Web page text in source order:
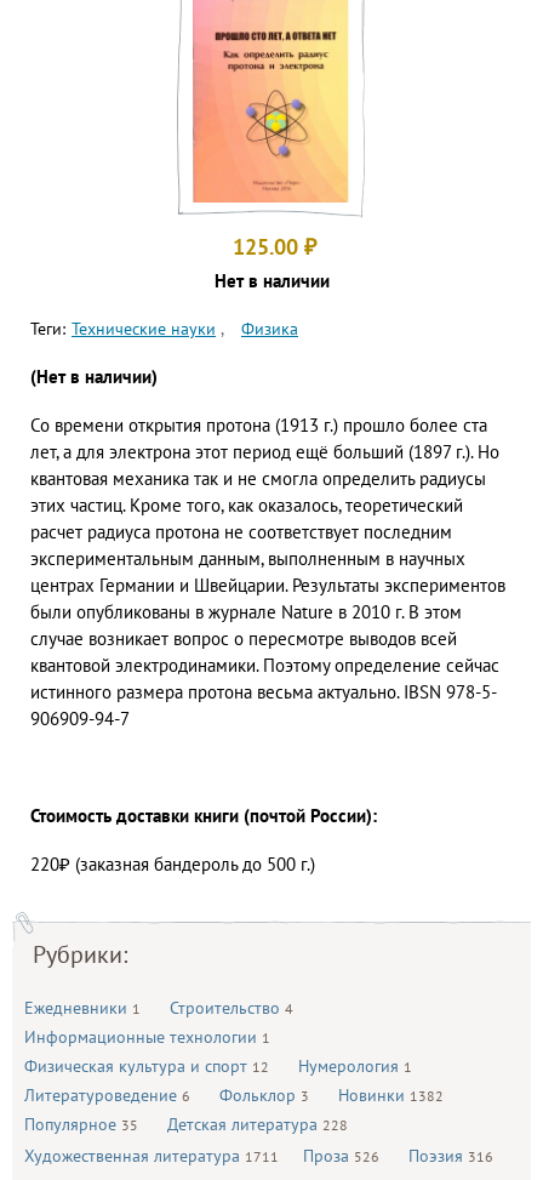
Рубрики:
Ежедневники 1 Строительство 4
Информационные технологии 1
Физическая культура и спорт 12 Нумерология 1
Литературоведение 6 Фольклор 3 Новинки 1382
Популярное 35 Детская литература 228
Художественная литература 1711 Проза 526 Поэзия 316
125.00 ₽
Нет в наличии
Теги: Технические науки Физика
(Нет в наличии)
Со времени открытия протона (1913 г.) прошло более ста
лет, а для электрона этот период ещё больший (1897 г.). Но
квантовая механика так и не смогла определить радиусы
этих частиц. Кроме того, как оказалось, теоретический
расчет радиуса протона не соответствует последним
экспериментальным данным, выполненным в научных
центрах Германии и Швейцарии. Результаты экспериментов
были опубликованы в журнале Nature в 2010 г. В этом
случае возникает вопрос о пересмотре выводов всей
квантовой электродинамики. Поэтому определение сейчас
истинного размера протона весьма актуально. IBSN 978-5-
906909-94-7
Стоимость доставки книги (почтой России):
220₽ (заказная бандероль до 500 г.)